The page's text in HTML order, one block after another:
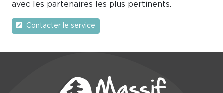
avec les partenaires les plus pertinents.
Contacter le service